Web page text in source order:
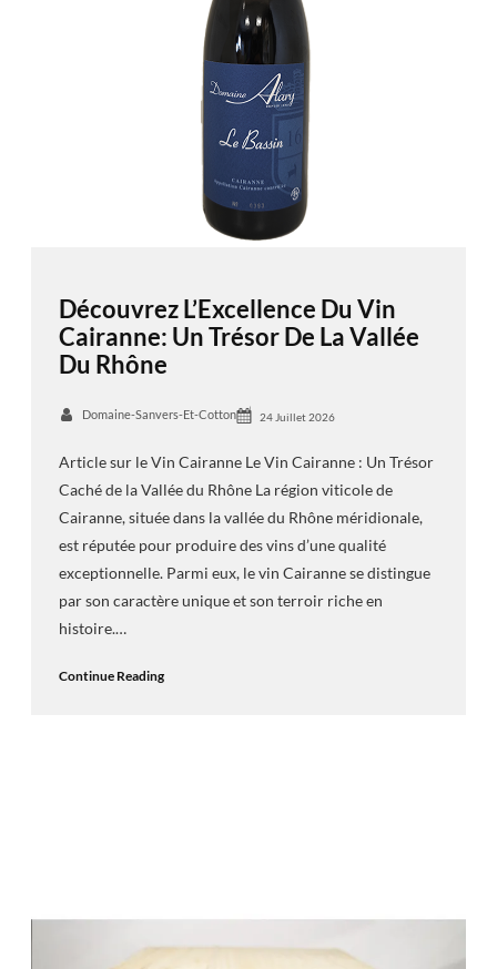
Découvrez L’Excellence Du Vin
Cairanne: Un Trésor De La Vallée
Du Rhône
Domaine-Sanvers-Et-Cotton 24 Juillet 2026
Article sur le Vin Cairanne Le Vin Cairanne : Un Trésor
Caché de la Vallée du Rhône La région viticole de
Cairanne, située dans la vallée du Rhône méridionale,
est réputée pour produire des vins d’une qualité
exceptionnelle. Parmi eux, le vin Cairanne se distingue
par son caractère unique et son terroir riche en
histoire.…
Continue Reading